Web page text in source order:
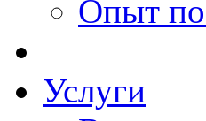
Опыт
Услуги